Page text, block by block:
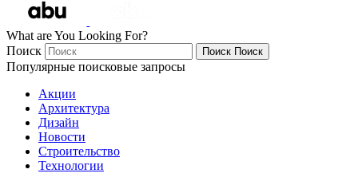
What are You Looking For?
Поиск
Поиск Поиск
Популярные поисковые запросы
Акции
Архитектура
Дизайн
Новости
Строительство
Технологии